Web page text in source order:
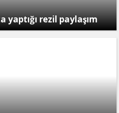
yaptığı rezil paylaşım